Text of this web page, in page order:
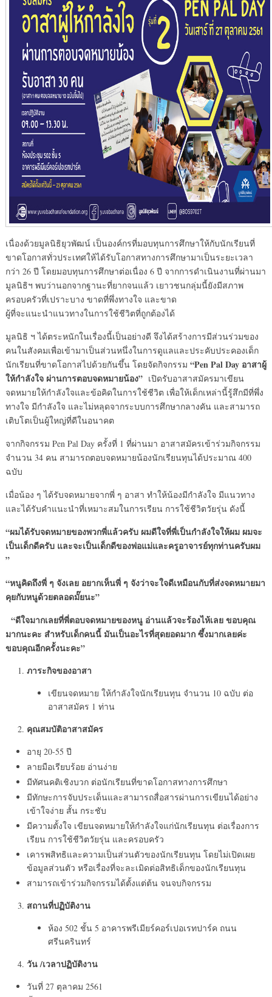
เนื่องด้วยมูลนิธิยุวพัฒน์ เป็นองค์กรที่มอบทุนการศึกษาให้กับนักเรียนที่
ขาดโอกาสทั่วประเทศให้ได้รับโอกาสทางการศึกษามาเป็นระยะเวลา
กว่า 26 ปี โดยมอบทุนการศึกษาต่อเนื่อง 6 ปี จากการดำเนินงานที่ผ่านมา
มูลนิธิฯ พบว่านอกจากฐานะที่ยากจนแล้ว เยาวชนกลุ่มนี้ยังมีสภาพ
ครอบครัวที่เปราะบาง ขาดที่พึ่งทางใจ และขาด
ผู้ที่จะแนะนำแนวทางในการใช้ชีวิตที่ถูกต้องได้
มูลนิธิ ฯ ได้ตระหนักในเรื่องนี้เป็นอย่างดี จึงได้สร้างการมีส่วนร่วมของ
คนในสังคมเพื่อเข้ามาเป็นส่วนหนึ่งในการดูแลและประคับประคองเด็ก
นักเรียนที่ขาดโอกาสไปด้วยกันขึ้น โดยจัดกิจกรรม “Pen Pal Day อาสาผู้
ให้กำลังใจ ผ่านการตอบจดหมายน้อง”เปิดรับอาสาสมัครมาเขียน
จดหมายให้กำลังใจและข้อคิดในการใช้ชีวิต เพื่อให้เด็กเหล่านี้รู้สึกมีที่พึ่ง
ทางใจ มีกำลังใจ และไม่หลุดจากระบบการศึกษากลางคัน และสามารถ
เติบโตเป็นผู้ใหญ่ที่ดีในอนาคต
จากกิจกรรม Pen Pal Day ครั้งที่ 1 ที่ผ่านมา อาสาสมัครเข้าร่วมกิจกรรม
จำนวน 34 คน สามารถตอบจดหมายน้องนักเรียนทุนได้ประมาณ 400
ฉบับ
เมื่อน้อง ๆ ได้รับจดหมายจากพี่ ๆ อาสา ทำให้น้องมีกำลังใจ มีแนวทาง
และได้รับคำแนะนำที่เหมาะสมในการเรียน การใช้ชีวิตวัยรุ่น ดังนี้
“ผมได้รับจดหมายของพวกพี่แล้วครับ ผมดีใจที่พี่เป็นกำลังใจให้ผม ผมจะ
เป็นเด็กดีครับ และจะเป็นเด็กดีของพ่อแม่และครูอาจารย์ทุกท่านครับผม
”
“หนูคิดถึงพี่ ๆ จังเลย อยากเห็นพี่ ๆ จังว่าจะใจดีเหมือนกับที่ส่งจดหมายมา
คุยกับหนูด้วยตลอดมั๊ยนะ”
“ดีใจมากเลยที่พี่ตอบจดหมายของหนู อ่านแล้วจะร้องไห้เลย ขอบคุณ
มากนะคะ สำหรับเด็กคนนี้ มันเป็นอะไรที่สุดยอดมาก ซึ้งมากเลยค่ะ
ขอบคุณอีกครั้งนะคะ”
ภาระกิจของอาสา
เขียนจดหมาย ให้กำลังใจนักเรียนทุน จำนวน 10 ฉบับ ต่อ
อาสาสมัคร 1 ท่าน
คุณสมบัติอาสาสมัคร
อายุ 20-55 ปี
ลายมือเรียบร้อย อ่านง่าย
มีทัศนคติเชิงบวก ต่อนักเรียนที่ขาดโอกาสทางการศึกษา
มีทักษะการจับประเด็นและสามารถสื่อสารผ่านการเขียนได้อย่าง
เข้าใจง่าย สั้น กระชับ
มีความตั้งใจ เขียนจดหมายให้กำลังใจแก่นักเรียนทุน ต่อเรื่องการ
เรียน การใช้ชีวิตวัยรุ่น และครอบครัว
เคารพสิทธิและความเป็นส่วนตัวของนักเรียนทุน โดยไม่เปิดเผย
ข้อมูลส่วนตัว หรือเรื่องที่จะละเมิดต่อสิทธิเด็กของนักเรียนทุน
สามารถเข้าร่วมกิจกรรมได้ตั้งแต่ต้น จนจบกิจกรรม
สถานที่ปฏิบัติงาน
ห้อง 502 ชั้น 5 อาคารพรีเมียร์คอร์เปอเรทปาร์ค ถนน
ศรีนครินทร์
วัน /เวลาปฏิบัติงาน
วันที่ 27 ตุลาคม 2561